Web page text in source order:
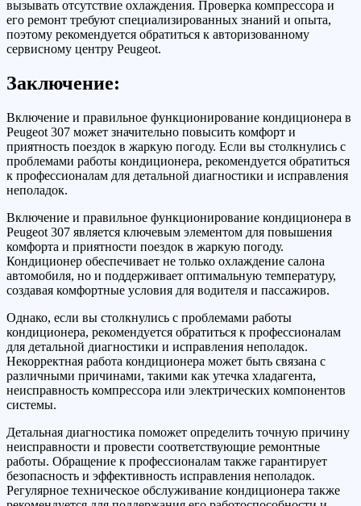
вызывать отсутствие охлаждения. Проверка компрессора и
его ремонт требуют специализированных знаний и опыта,
поэтому рекомендуется обратиться к авторизованному
сервисному центру Peugeot.
Заключение:
Включение и правильное функционирование кондиционера в
Peugeot 307 может значительно повысить комфорт и
приятность поездок в жаркую погоду. Если вы столкнулись с
проблемами работы кондиционера, рекомендуется обратиться
к профессионалам для детальной диагностики и исправления
неполадок.
Включение и правильное функционирование кондиционера в
Peugeot 307 является ключевым элементом для повышения
комфорта и приятности поездок в жаркую погоду.
Кондиционер обеспечивает не только охлаждение салона
автомобиля, но и поддерживает оптимальную температуру,
создавая комфортные условия для водителя и пассажиров.
Однако, если вы столкнулись с проблемами работы
кондиционера, рекомендуется обратиться к профессионалам
для детальной диагностики и исправления неполадок.
Некорректная работа кондиционера может быть связана с
различными причинами, такими как утечка хладагента,
неисправность компрессора или электрических компонентов
системы.
Детальная диагностика поможет определить точную причину
неисправности и провести соответствующие ремонтные
работы. Обращение к профессионалам также гарантирует
безопасность и эффективность исправления неполадок.
Регулярное техническое обслуживание кондиционера также